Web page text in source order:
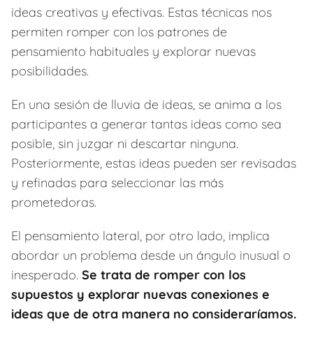
ideas creativas y efectivas. Estas técnicas nos
permiten romper con los patrones de
pensamiento habituales y explorar nuevas
posibilidades.
En una sesión de lluvia de ideas, se anima a los
participantes a generar tantas ideas como sea
posible, sin juzgar ni descartar ninguna.
Posteriormente, estas ideas pueden ser revisadas
y refinadas para seleccionar las más
prometedoras.
El pensamiento lateral, por otro lado, implica
abordar un problema desde un ángulo inusual o
inesperado. Se trata de romper con los
supuestos y explorar nuevas conexiones e
ideas que de otra manera no consideraríamos.